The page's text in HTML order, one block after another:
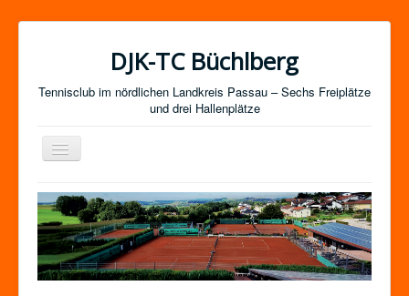
DJK-TC Büchlberg
Tennisclub im nördlichen Landkreis Passau – Sechs Freiplätze
und drei Hallenplätze
Navigation
an/aus
News
Termine
Mitgliedschaft / Kurse
Newsletter-Anmeldung